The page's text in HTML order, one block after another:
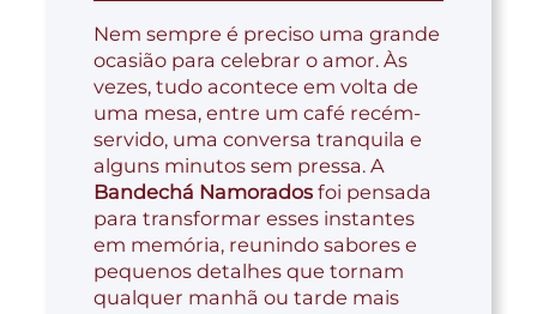
Nem sempre é preciso uma grande
ocasião para celebrar o amor. Às
vezes, tudo acontece em volta de
uma mesa, entre um café recém-
servido, uma conversa tranquila e
alguns minutos sem pressa. A
Bandechá Namorados foi pensada
para transformar esses instantes
em memória, reunindo sabores e
pequenos detalhes que tornam
qualquer manhã ou tarde mais